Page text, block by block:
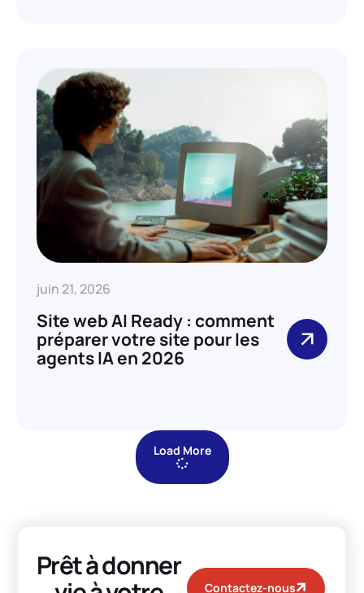
juin 21, 2026
Site web AI Ready : comment
préparer votre site pour les
agents IA en 2026
Load More
Prêt à donner
Contactez-nous